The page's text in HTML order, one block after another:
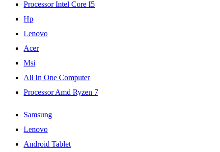
Processor Intel Core I5
Hp
Lenovo
Acer
Msi
All In One Computer
Processor Amd Ryzen 7
Samsung
Lenovo
Android Tablet